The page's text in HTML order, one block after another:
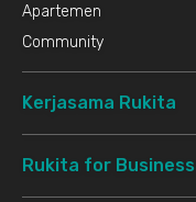
Apartemen
Community
Kerjasama Rukita
Rukita for Business